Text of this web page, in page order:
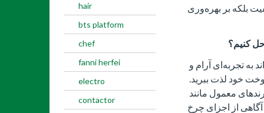
hair
bts platform
chef
fanni herfei
electro
contactor
بلکه بر بهره‌وری
کنیم؟
تجربه‌ای آرام و
خود لذت ببرید.
معمول مانند
آگاهی از اجزای چرخ